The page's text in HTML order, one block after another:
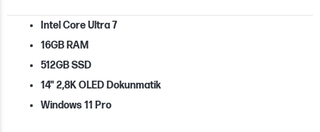
Intel Core Ultra 7
16GB RAM
512GB SSD
14" 2,8K OLED Dokunmatik
Windows 11 Pro